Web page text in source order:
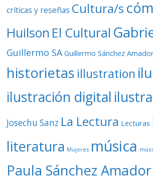
críticas y reseñas Cultura/s
Huilson El Cultural
Guillermo SA Guillermo Sánchez
historietas illustration
ilustración digital
Josechu Sanz La Lectura Lecturas
literatura Mujeres música
Paula Sánchez Amador